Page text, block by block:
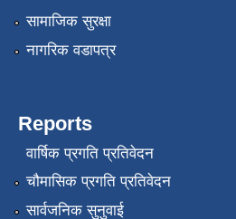
सामाजिक सुरक्षा
नागरिक वडापत्र
Reports
वार्षिक प्रगति प्रतिवेदन
चौमासिक प्रगति प्रतिवेदन
सार्वजनिक सुनुवाई